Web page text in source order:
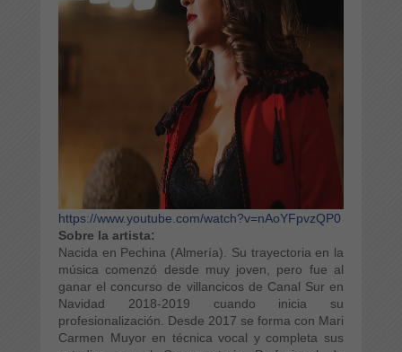
https://www.youtube.com/watch?v=nAoYFpvzQP0
Sobre la artista:
Nacida en Pechina (Almería). Su trayectoria en la
música comenzó desde muy joven, pero fue al
ganar el concurso de villancicos de Canal Sur en
Navidad 2018-2019 cuando inicia su
profesionalización. Desde 2017 se forma con Mari
Carmen Muyor en técnica vocal y completa sus